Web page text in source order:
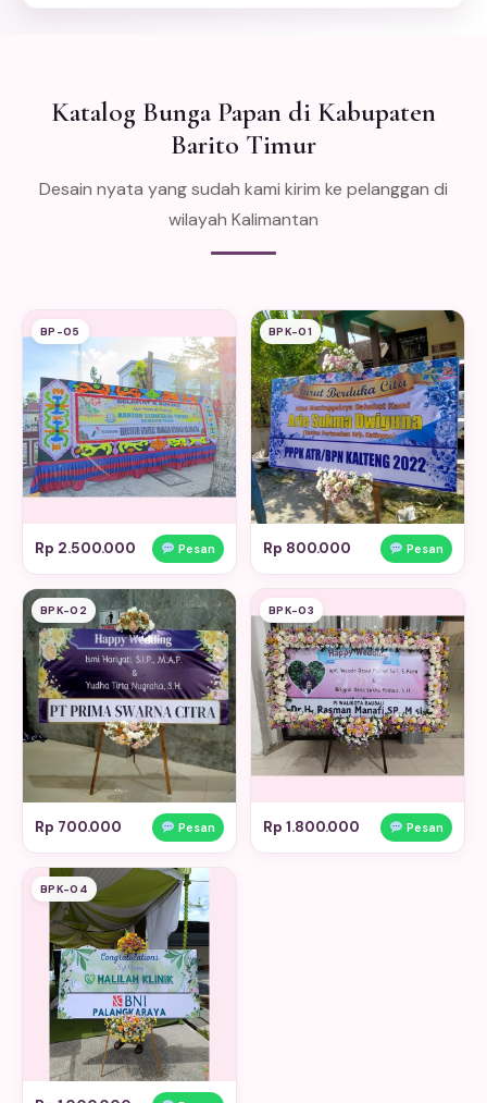
Katalog Bunga Papan di Kabupaten
Barito Timur
Desain nyata yang sudah kami kirim ke pelanggan di
wilayah Kalimantan
BP-05
Rp 2.500.000 Pesan
BPK-01
Rp 800.000 Pesan
BPK-02
Rp 700.000 Pesan
BPK-03
Rp 1.800.000 Pesan
BPK-04